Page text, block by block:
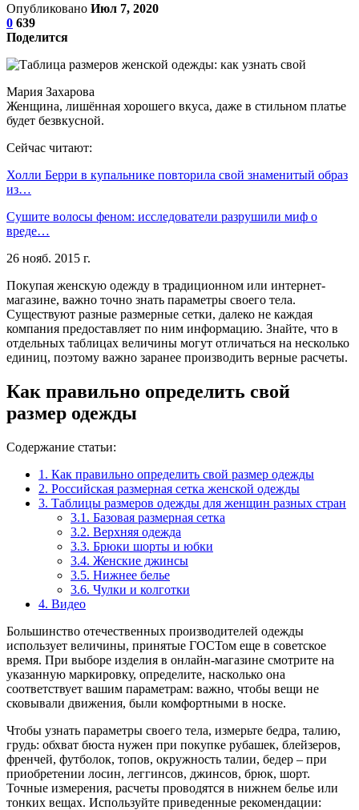
Опубликовано Июл 7, 2020
0 639
Поделится
Мария Захарова
Женщина, лишённая хорошего вкуса, даже в стильном платье
будет безвкусной.
Сейчас читают:
Холли Берри в купальнике повторила свой знаменитый образ
из…
Сушите волосы феном: исследователи разрушили миф о
вреде…
26 нояб. 2015 г.
Покупая женскую одежду в традиционном или интернет-
магазине, важно точно знать параметры своего тела.
Существуют разные размерные сетки, далеко не каждая
компания предоставляет по ним информацию. Знайте, что в
отдельных таблицах величины могут отличаться на несколько
единиц, поэтому важно заранее производить верные расчеты.
Как правильно определить свой
размер одежды
Содержание статьи:
1. Как правильно определить свой размер одежды
2. Российская размерная сетка женской одежды
3. Таблицы размеров одежды для женщин разных стран
3.1. Базовая размерная сетка
3.2. Верхняя одежда
3.3. Брюки шорты и юбки
3.4. Женские джинсы
3.5. Нижнее белье
3.6. Чулки и колготки
4. Видео
Большинство отечественных производителей одежды
использует величины, принятые ГОСТом еще в советское
время. При выборе изделия в онлайн-магазине смотрите на
указанную маркировку, определите, насколько она
соответствует вашим параметрам: важно, чтобы вещи не
сковывали движения, были комфортными в носке.
Чтобы узнать параметры своего тела, измерьте бедра, талию,
грудь: обхват бюста нужен при покупке рубашек, блейзеров,
френчей, футболок, топов, окружность талии, бедер – при
приобретении лосин, леггинсов, джинсов, брюк, шорт.
Точные измерения, расчеты проводятся в нижнем белье или
тонких вещах. Используйте приведенные рекомендации: